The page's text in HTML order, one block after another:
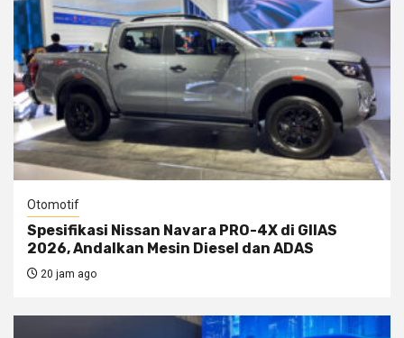
Otomotif
Spesifikasi Nissan Navara PRO-4X di GIIAS
2026, Andalkan Mesin Diesel dan ADAS
20 jam ago